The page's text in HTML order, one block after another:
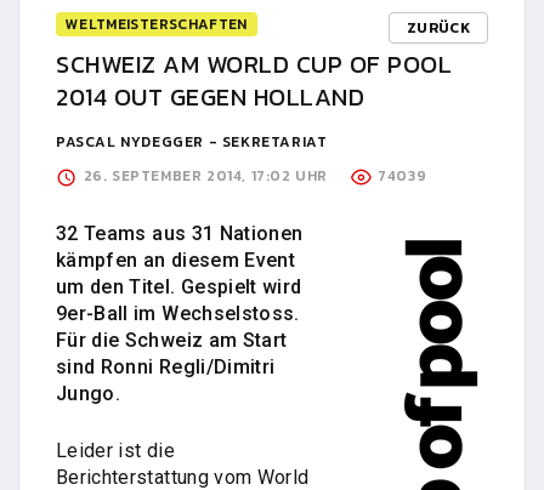
WELTMEISTERSCHAFTEN ZURÜCK
SCHWEIZ AM WORLD CUP OF POOL
2014 OUT GEGEN HOLLAND
PASCAL NYDEGGER - SEKRETARIAT
26. SEPTEMBER 2014, 17:02 UHR
74039
32 Teams aus 31 Nationen
kämpfen an diesem Event
um den Titel. Gespielt wird
9er-Ball im Wechselstoss.
Für die Schweiz am Start
sind Ronni Regli/Dimitri
Jungo.
Leider ist die
Berichterstattung vom World